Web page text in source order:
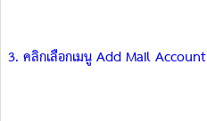
3. คลิกเลือกเมนู Add Mail Account